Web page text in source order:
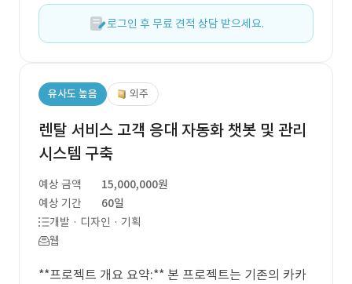
로그인 후 무료 견적 상담 받으세요.
유사도 높음 외주
렌탈 서비스 고객 응대 자동화 챗봇 및 관리
시스템 구축
예상 금액
15,000,000원
예상 기간
60일
개발 · 디자인 · 기획
웹
**프로젝트 개요 요약:** 본 프로젝트는 기존의 카카